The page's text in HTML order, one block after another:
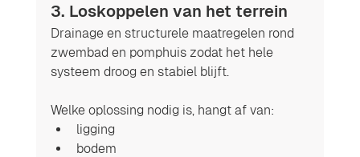
3. Loskoppelen van het terrein
Drainage en structurele maatregelen rond
zwembad en pomphuis zodat het hele
systeem droog en stabiel blijft.
Welke oplossing nodig is, hangt af van:
ligging
bodem